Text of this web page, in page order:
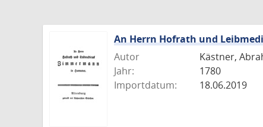
An Herrn Hofrath und
Autor
Kästner,
Jahr:
1780
Importdatum:
18.06.2019